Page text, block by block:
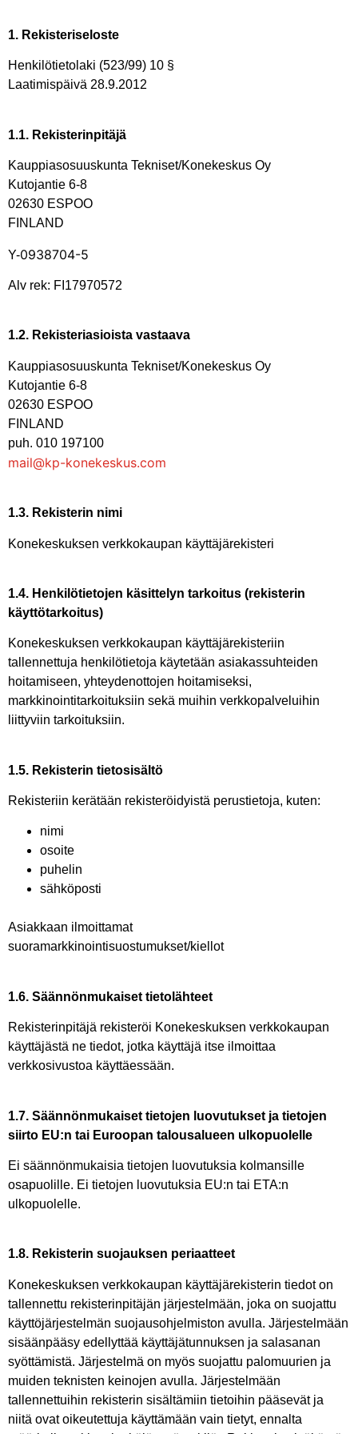
1. Rekisteriseloste
Henkilötietolaki (523/99) 10 §
Laatimispäivä 28.9.2012
1.1. Rekisterinpitäjä
Kauppiasosuuskunta Tekniset/Konekeskus Oy
Kutojantie 6-8
02630 ESPOO
FINLAND
Y-0938704-5
Alv rek: FI17970572
1.2. Rekisteriasioista vastaava
Kauppiasosuuskunta Tekniset/Konekeskus Oy
Kutojantie 6-8
02630 ESPOO
FINLAND
puh. 010 197100
mail@kp-konekeskus.com
1.3. Rekisterin nimi
Konekeskuksen verkkokaupan käyttäjärekisteri
1.4. Henkilötietojen käsittelyn tarkoitus (rekisterin
käyttötarkoitus)
Konekeskuksen verkkokaupan käyttäjärekisteriin
tallennettuja henkilötietoja käytetään asiakassuhteiden
hoitamiseen, yhteydenottojen hoitamiseksi,
markkinointitarkoituksiin sekä muihin verkkopalveluihin
liittyviin tarkoituksiin.
1.5. Rekisterin tietosisältö
Rekisteriin kerätään rekisteröidyistä perustietoja, kuten:
nimi
osoite
puhelin
sähköposti
Asiakkaan ilmoittamat
suoramarkkinointisuostumukset/kiellot
1.6. Säännönmukaiset tietolähteet
Rekisterinpitäjä rekisteröi Konekeskuksen verkkokaupan
käyttäjästä ne tiedot, jotka käyttäjä itse ilmoittaa
verkkosivustoa käyttäessään.
1.7. Säännönmukaiset tietojen luovutukset ja tietojen
siirto EU:n tai Euroopan talousalueen ulkopuolelle
Ei säännönmukaisia tietojen luovutuksia kolmansille
osapuolille. Ei tietojen luovutuksia EU:n tai ETA:n
ulkopuolelle.
1.8. Rekisterin suojauksen periaatteet
Konekeskuksen verkkokaupan käyttäjärekisterin tiedot on
tallennettu rekisterinpitäjän järjestelmään, joka on suojattu
käyttöjärjestelmän suojausohjelmiston avulla. Järjestelmään
sisäänpääsy edellyttää käyttäjätunnuksen ja salasanan
syöttämistä. Järjestelmä on myös suojattu palomuurien ja
muiden teknisten keinojen avulla. Järjestelmään
tallennettuihin rekisterin sisältämiin tietoihin pääsevät ja
niitä ovat oikeutettuja käyttämään vain tietyt, ennalta